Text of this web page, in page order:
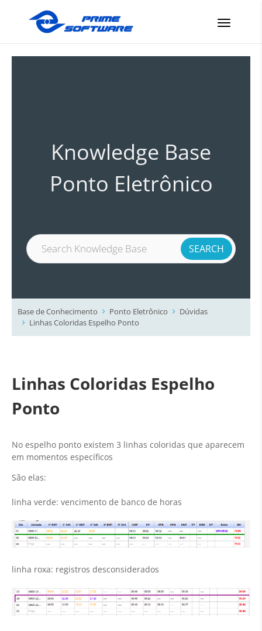
Knowledge Base
Ponto Eletrônico
Base de Conhecimento Ponto Eletrônico
Dúvidas
Linhas Coloridas Espelho Ponto
Linhas Coloridas Espelho
Ponto
No espelho ponto existem 3 linhas coloridas que aparecem
em momentos específicos
São elas:
linha verde: vencimento de banco de horas
linha roxa: registros desconsiderados